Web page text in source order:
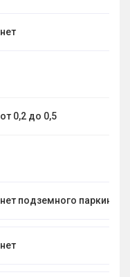
нет
от 0,2 до 0,5
нет подземного паркинга
нет